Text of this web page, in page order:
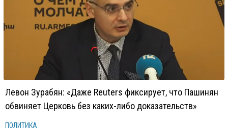
Левон Зурабян: «Даже Reuters фиксирует, что Пашинян
обвиняет Церковь без каких-либо доказательств»
ПОЛИТИКА